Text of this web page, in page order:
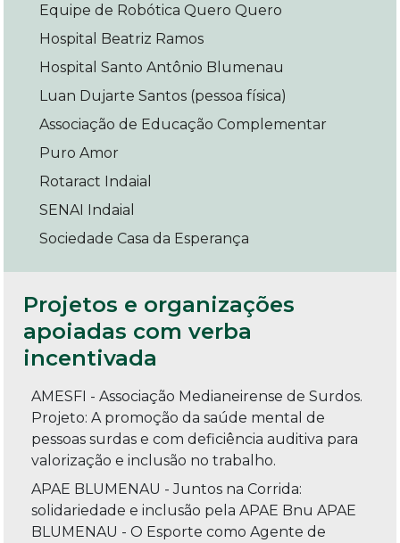
Equipe de Robótica Quero Quero
Hospital Beatriz Ramos
Hospital Santo Antônio Blumenau
Luan Dujarte Santos (pessoa física)
Associação de Educação Complementar
Puro Amor
Rotaract Indaial
SENAI Indaial
Sociedade Casa da Esperança
Projetos e organizações
apoiadas com verba
incentivada
AMESFI - Associação Medianeirense de Surdos.
Projeto: A promoção da saúde mental de
pessoas surdas e com deficiência auditiva para
valorização e inclusão no trabalho.
APAE BLUMENAU - Juntos na Corrida:
solidariedade e inclusão pela APAE Bnu APAE
BLUMENAU - O Esporte como Agente de